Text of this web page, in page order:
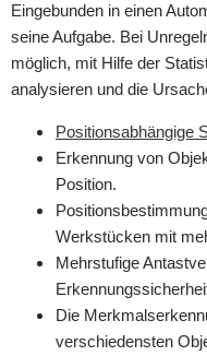
Eingebunden in einen
seine Aufgabe. Bei
möglich, mit Hilfe der
analysieren und die
Positionsabhängige
Erkennung von
Position.
Werkstücken mit
Mehrstufige
Die
verschiedensten